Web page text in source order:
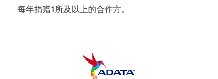
每年捐赠1所及以上的合作方。